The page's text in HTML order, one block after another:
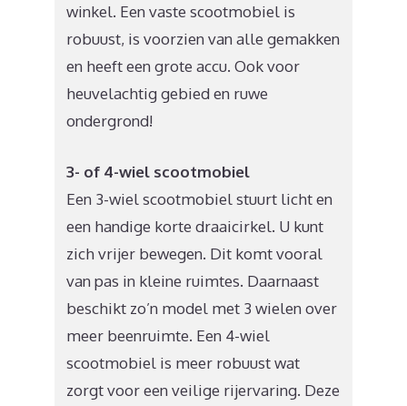
winkel. Een vaste scootmobiel is
robuust, is voorzien van alle gemakken
en heeft een grote accu. Ook voor
heuvelachtig gebied en ruwe
ondergrond!
3- of 4-wiel scootmobiel
Een 3-wiel scootmobiel stuurt licht en
een handige korte draaicirkel. U kunt
zich vrijer bewegen. Dit komt vooral
van pas in kleine ruimtes. Daarnaast
beschikt zo’n model met 3 wielen over
meer beenruimte. Een 4-wiel
scootmobiel is meer robuust wat
zorgt voor een veilige rijervaring. Deze